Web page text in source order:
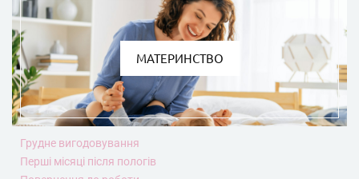
МАТЕРИНСТВО
Грудне вигодовування
Перші місяці після пологів